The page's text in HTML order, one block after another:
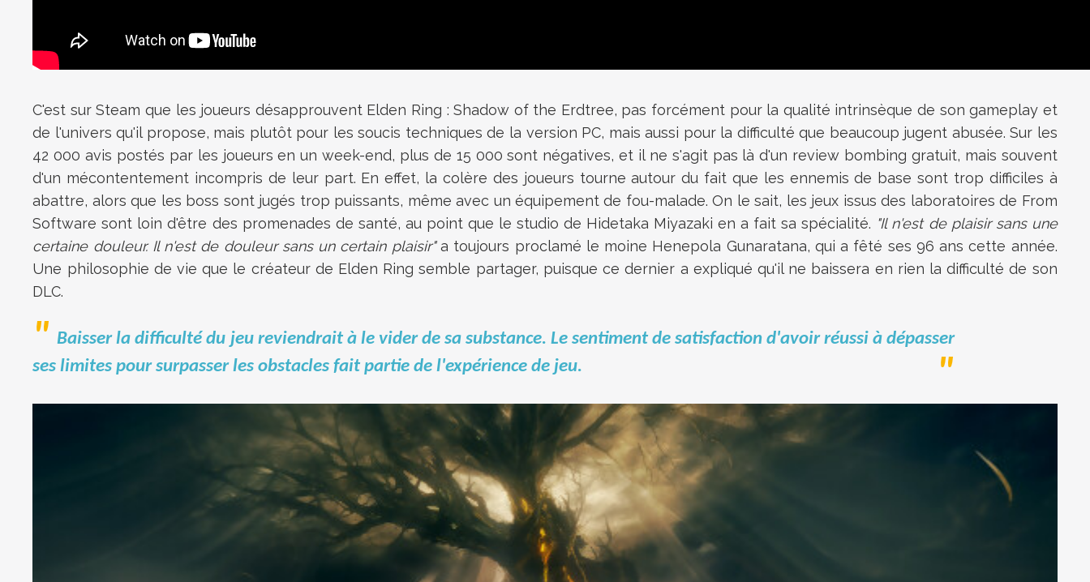
C'est sur Steam que les joueurs désapprouvent Elden Ring : Shadow of the Erdtree, pas forcément pour la qualité intrinsèque de son gameplay et
de l'univers qu'il propose, mais plutôt pour les soucis techniques de la version PC, mais aussi pour la difficulté que beaucoup jugent abusée. Sur les
42 000 avis postés par les joueurs en un week-end, plus de 15 000 sont négatives, et il ne s'agit pas là d'un review bombing gratuit, mais souvent
d'un mécontentement incompris de leur part. En effet, la colère des joueurs tourne autour du fait que les ennemis de base sont trop difficiles à
abattre, alors que les boss sont jugés trop puissants, même avec un équipement de fou-malade. On le sait, les jeux issus des laboratoires de From
Software sont loin d'être des promenades de santé, au point que le studio de Hidetaka Miyazaki en a fait sa spécialité. "Il n'est de plaisir sans une
certaine douleur. Il n'est de douleur sans un certain plaisir"a toujours proclamé le moine Henepola Gunaratana, qui a fêté ses 96 ans cette année.
Une philosophie de vie que le créateur de Elden Ring semble partager, puisque ce dernier a expliqué qu'il ne baissera en rien la difficulté de son
DLC.
Baisser la difficulté du jeu reviendrait à le vider de sa substance. Le sentiment de satisfaction d'avoir réussi à dépasser
ses limites pour surpasser les obstacles fait partie de l'expérience de jeu.